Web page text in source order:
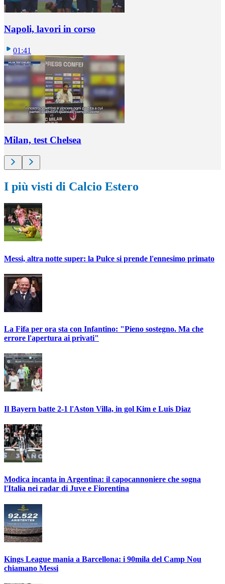
Napoli, lavori in corso
01:41
Milan, test Chelsea
I più visti di Calcio Estero
Messi, altra notte super: la Pulce si prende l'ennesimo primato
La Fifa per ora sta con Infantino: "Pieno sostegno. Ma che
errore l'apertura ai privati"
Il Bayern batte 2-1 l'Aston Villa, in gol Kim e Luis Diaz
Modica incanta in Argentina: il capocannoniere che sogna
l'Italia nei radar di Juve e Fiorentina
Kings League mania a Barcellona: i 90mila del Camp Nou
chiamano Messi